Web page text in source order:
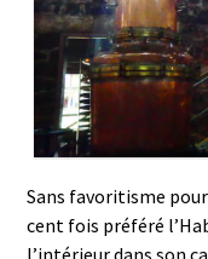
Sans favoritisme
cent fois préféré
l’intérieur dans son